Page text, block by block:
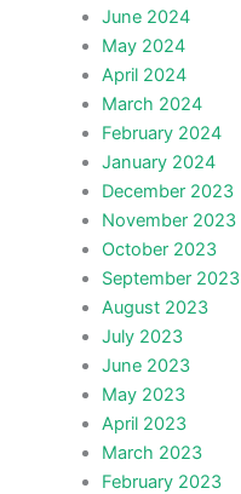
June 2024
May 2024
April 2024
March 2024
February 2024
January 2024
December 2023
November 2023
October 2023
September 2023
August 2023
July 2023
June 2023
May 2023
April 2023
March 2023
February 2023